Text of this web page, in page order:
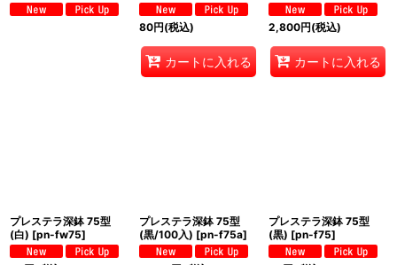
80円(税込)
カートに入れる
2,800円(税込)
カートに入れる
プレステラ深鉢 75型
(白) [pn-fw75]
プレステラ深鉢 75型
(黒/100入) [pn-f75a]
プレステラ深鉢 75型
(黒) [pn-f75]